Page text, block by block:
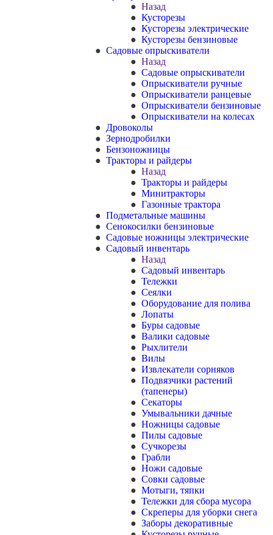
Назад
Кусторезы
Кусторезы электрические
Кусторезы бензиновые
Садовые опрыскиватели
Назад
Садовые опрыскиватели
Опрыскиватели ручные
Опрыскиватели ранцевые
Опрыскиватели бензиновые
Опрыскиватели на колесах
Дровоколы
Зернодробилки
Бензоножницы
Тракторы и райдеры
Назад
Тракторы и райдеры
Минитракторы
Газонные трактора
Подметальные машины
Сенокосилки бензиновые
Садовые ножницы электрические
Садовый инвентарь
Назад
Садовый инвентарь
Тележки
Сеялки
Оборудование для полива
Лопаты
Буры садовые
Валики садовые
Рыхлители
Вилы
Извлекатели сорняков
Подвязчики растений
(тапенеры)
Секаторы
Умывальники дачные
Ножницы садовые
Пилы садовые
Сучкорезы
Грабли
Ножи садовые
Совки садовые
Мотыги, тяпки
Тележки для сбора мусора
Скреперы для уборки снега
Заборы декоративные